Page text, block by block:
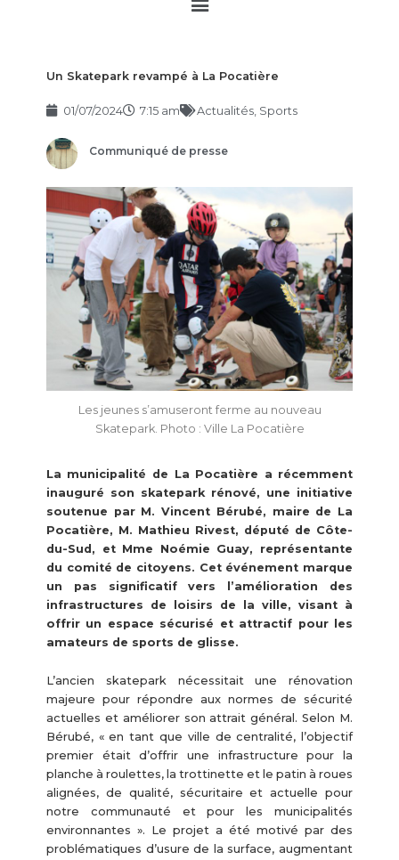
Un Skatepark revampé à La Pocatière
01/07/2024 7:15 am Actualités, Sports
Communiqué de presse
Les jeunes s’amuseront ferme au nouveau
Skatepark. Photo : Ville La Pocatière
La municipalité de La Pocatière a récemment
inauguré son skatepark rénové, une initiative
soutenue par M. Vincent Bérubé, maire de La
Pocatière, M. Mathieu Rivest, député de Côte-
du-Sud, et Mme Noémie Guay, représentante
du comité de citoyens. Cet événement marque
un pas significatif vers l’amélioration des
infrastructures de loisirs de la ville, visant à
offrir un espace sécurisé et attractif pour les
amateurs de sports de glisse.
L’ancien skatepark nécessitait une rénovation
majeure pour répondre aux normes de sécurité
actuelles et améliorer son attrait général. Selon M.
Bérubé, « en tant que ville de centralité, l’objectif
premier était d’offrir une infrastructure pour la
planche à roulettes, la trottinette et le patin à roues
alignées, de qualité, sécuritaire et actuelle pour
notre communauté et pour les municipalités
environnantes ». Le projet a été motivé par des
problématiques d’usure de la surface, augmentant